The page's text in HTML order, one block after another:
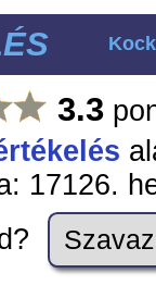
3.3
17126.